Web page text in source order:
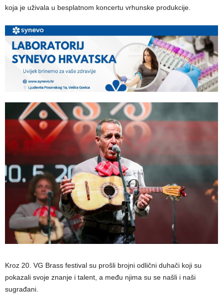
koja je uživala u besplatnom koncertu vrhunske produkcije.
Kroz 20. VG Brass festival su prošli brojni odlični duhači koji su
pokazali svoje znanje i talent, a među njima su se našli i naši
sugrađani.